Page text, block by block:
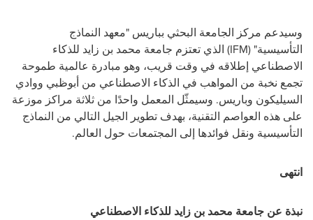
وسيدعم مركز الجامعة البحثي بباريس "معهد النماذج
التأسيسية" (IFM) الذي تعتزم جامعة محمد بن زايد للذكاء
الاصطناعي إطلاقه في وقت قريب، وهو مبادرة عالمية طموحة
تجمع نخبة من المواهب في الذكاء الاصطناعي من أبوظبي ووادي
السيليكون وباريس. وسيمثّل المعمل واحدًا من ثلاثة مراكز موزعة
على هذه العواصم التقنية، بهدف تطوير الجيل التالي من النماذج
التأسيسية ونقل فوائدها إلى المجتمعات حول العالم.
انتهى
نبذة عن جامعة محمد بن زايد للذكاء الاصطناعي